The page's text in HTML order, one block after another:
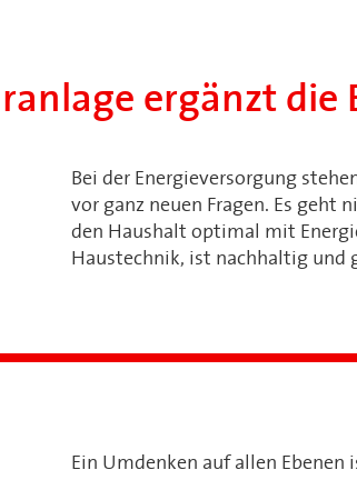
ergänzt die
Bei der Energieversorgung
vor ganz neuen Fragen. Es geht
den Haushalt optimal mit
Haustechnik, ist nachhaltig und
Ein Umdenken auf allen